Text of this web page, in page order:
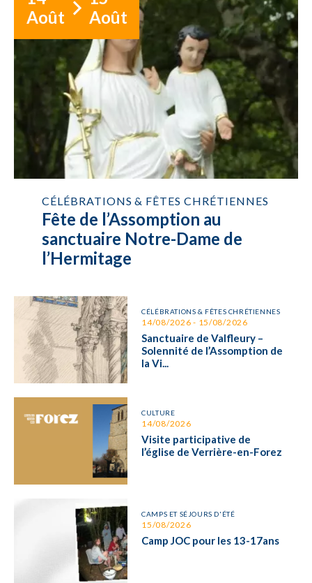
Août
Août
CÉLÉBRATIONS & FÊTES CHRÉTIENNES
Fête de l’Assomption au
sanctuaire Notre-Dame de
l’Hermitage
CÉLÉBRATIONS & FÊTES CHRÉTIENNES
14/08/2026 - 15/08/2026
Sanctuaire de Valfleury –
Solennité de l’Assomption de
la Vi...
CULTURE
14/08/2026
Visite participative de
l’église de Verrière-en-Forez
CAMPS ET SÉJOURS D'ÉTÉ
15/08/2026
Camp JOC pour les 13-17ans